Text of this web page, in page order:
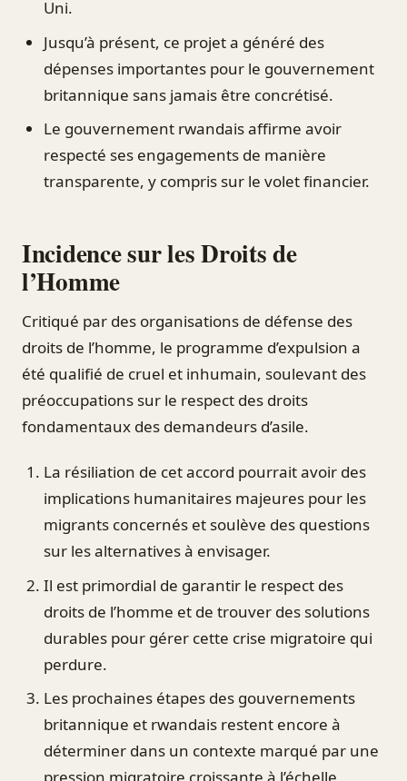
Uni.
Jusqu’à présent, ce projet a généré des
dépenses importantes pour le gouvernement
britannique sans jamais être concrétisé.
Le gouvernement rwandais affirme avoir
respecté ses engagements de manière
transparente, y compris sur le volet financier.
Incidence sur les Droits de
l’Homme
Critiqué par des organisations de défense des
droits de l’homme, le programme d’expulsion a
été qualifié de cruel et inhumain, soulevant des
préoccupations sur le respect des droits
fondamentaux des demandeurs d’asile.
La résiliation de cet accord pourrait avoir des
implications humanitaires majeures pour les
migrants concernés et soulève des questions
sur les alternatives à envisager.
Il est primordial de garantir le respect des
droits de l’homme et de trouver des solutions
durables pour gérer cette crise migratoire qui
perdure.
Les prochaines étapes des gouvernements
britannique et rwandais restent encore à
déterminer dans un contexte marqué par une